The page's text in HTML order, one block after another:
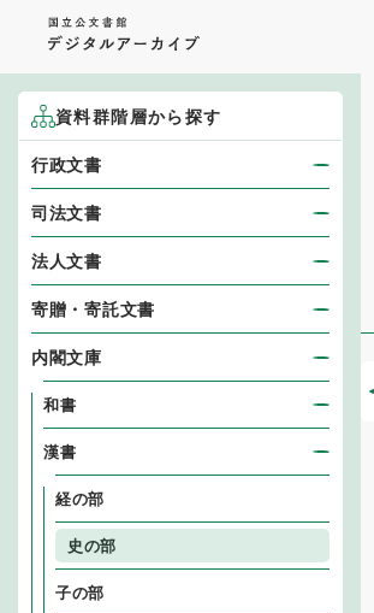
資料群階層から探す
行政文書
司法文書
法人文書
寄贈・寄託文書
内閣文庫
和書
漢書
経の部
史の部
子の部